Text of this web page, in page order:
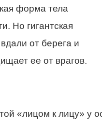
форма тела
Но гигантская
от берега и
ее от врагов.
«лицом к лицу» у